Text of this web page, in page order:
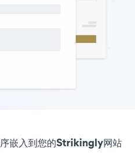
嵌入到您的Strikingly网站